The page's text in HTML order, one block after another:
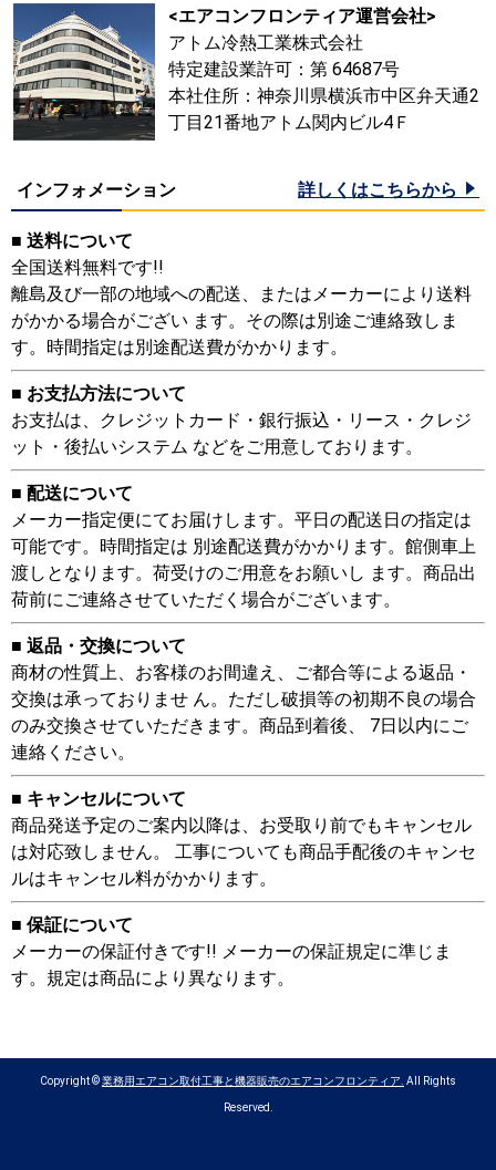
<エアコンフロンティア運営会社>
アトム冷熱工業株式会社
特定建設業許可：第 64687号
本社住所：神奈川県横浜市中区弁天通2
丁目21番地アトム関内ビル4Ｆ
インフォメーション 詳しくはこちらから
■ 送料について
全国送料無料です!!
離島及び一部の地域への配送、またはメーカーにより送料
がかかる場合がござい ます。その際は別途ご連絡致しま
す。時間指定は別途配送費がかかります。
■ お支払方法について
お支払は、クレジットカード・銀行振込・リース・クレジ
ット・後払いシステム などをご用意しております。
■ 配送について
メーカー指定便にてお届けします。平日の配送日の指定は
可能です。時間指定は 別途配送費がかかります。館側車上
渡しとなります。荷受けのご用意をお願いし ます。商品出
荷前にご連絡させていただく場合がございます。
■ 返品・交換について
商材の性質上、お客様のお間違え、ご都合等による返品・
交換は承っておりませ ん。ただし破損等の初期不良の場合
のみ交換させていただきます。商品到着後、 7日以内にご
連絡ください。
■ キャンセルについて
商品発送予定のご案内以降は、お受取り前でもキャンセル
は対応致しません。 工事についても商品手配後のキャンセ
ルはキャンセル料がかかります。
■ 保証について
メーカーの保証付きです!! メーカーの保証規定に準じま
す。規定は商品により異なります。
Copyright ©業務用エアコン取付工事と機器販売のエアコンフロンティア. All Rights
Reserved.